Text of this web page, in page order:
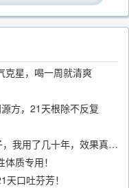
克星，喝一周就清爽
方，21天根除不反复
从根源斩断口臭！这张“清源除臭饮”方子，我用了几十年，效果真不错
质专用！
口吐芬芳！